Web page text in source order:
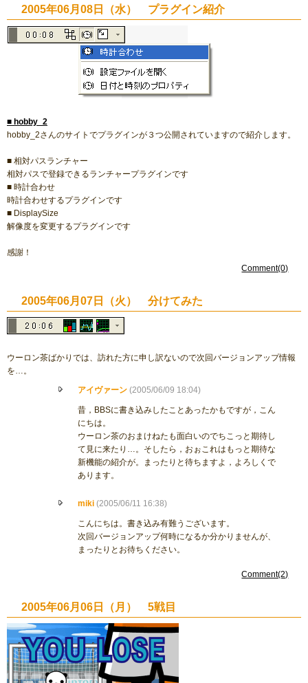
2005年06月08日（水） プラグイン紹介
■ hobby_2
hobby_2さんのサイトでプラグインが３つ公開されていますので紹介します。
■ 相対パスランチャー
相対パスで登録できるランチャープラグインです
■ 時計合わせ
時計合わせするプラグインです
■ DisplaySize
解像度を変更するプラグインです
感謝！
Comment(0)
2005年06月07日（火） 分けてみた
ウーロン茶ばかりでは、訪れた方に申し訳ないので次回バージョンアップ情報
を…。
アイヴァーン (2005/06/09 18:04)
昔，BBSに書き込みしたことあったかもですが，こん
にちは。
ウーロン茶のおまけねたも面白いのでちこっと期待し
て見に来たり…。そしたら，おぉこれはもっと期待な
新機能の紹介が。まったりと待ちますよ，よろしくで
あります。
miki (2005/06/11 16:38)
こんにちは。書き込み有難うございます。
次回バージョンアップ何時になるか分かりませんが、
まったりとお待ちください。
Comment(2)
2005年06月06日（月） 5戦目